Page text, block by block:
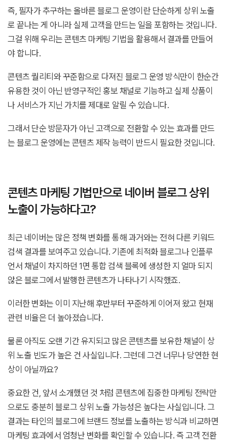
즉, 필자가 추구하는 올바른 블로그 운영이란 단순하게 상위 노출
로 끝나는 게 아니라 실제 고객을 만드는 일을 포함하는 것입니다.
그걸 위해 우리는 콘텐츠 마케팅 기법을 활용해서 결과를 만들어
야 합니다.
콘텐츠 퀄리티와 꾸준함으로 다져진 블로그 운영 방식만이 한순간
유용한 것이 아닌 반영구적인 홍보 채널로 기능하고 실제 상품이
나 서비스가 지닌 가치를 제대로 알릴 수 있습니다.
그래서 단순 방문자가 아닌 고객으로 전환할 수 있는 효과를 만드
는 블로그 운영에는 콘텐츠 제작 능력이 반드시 필요한 것입니다.
콘텐츠 마케팅 기법만으로 네이버 블로그 상위
노출이 가능하다고?
최근 네이버는 많은 정책 변화를 통해 과거와는 전혀 다른 키워드
검색 결과를 보여주고 있습니다. 기존에 최적화 블로그나 인플루
언서 채널이 차지하던 1면 통합 검색 블록에 생성한 지 얼마 되지
않은 블로그에서 발행한 콘텐츠가 나타나기 시작했죠.
이러한 변화는 이미 지난해 후반부터 꾸준하게 이어져 왔고 현재
관련 비율은 더 높아졌습니다.
물론 아직도 오랜 기간 유지되고 많은 콘텐츠를 보유한 채널이 상
위 노출 빈도가 높은 건 사실입니다. 그런데 그건 너무나 당연한 현
상이 아닐까요?
중요한 건, 앞서 소개했던 것 처럼 콘텐츠에 집중한 마케팅 전략만
으로도 충분히 블로그 상위 노출 가능성은 높다는 사실입니다. 그
결과는 타인의 블로그에 브랜드 정보를 노출하는 방식과 비교하면
마케팅 효과에서 엄청난 변화를 확인할 수 있습니다. 즉 고객 전환